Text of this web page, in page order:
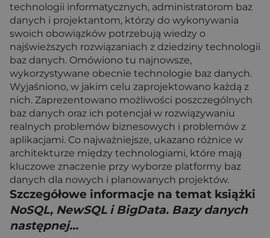
technologii informatycznych, administratorom baz
danych i projektantom, którzy do wykonywania
swoich obowiązków potrzebują wiedzy o
najświeższych rozwiązaniach z dziedziny technologii
baz danych. Omówiono tu najnowsze,
wykorzystywane obecnie technologie baz danych.
Wyjaśniono, w jakim celu zaprojektowano każdą z
nich. Zaprezentowano możliwości poszczególnych
baz danych oraz ich potencjał w rozwiązywaniu
realnych problemów biznesowych i problemów z
aplikacjami. Co najważniejsze, ukazano różnice w
architekturze między technologiami, które mają
kluczowe znaczenie przy wyborze platformy baz
danych dla nowych i planowanych projektów.
Szczegółowe informacje na temat książki
NoSQL, NewSQL i BigData. Bazy danych
następnej...